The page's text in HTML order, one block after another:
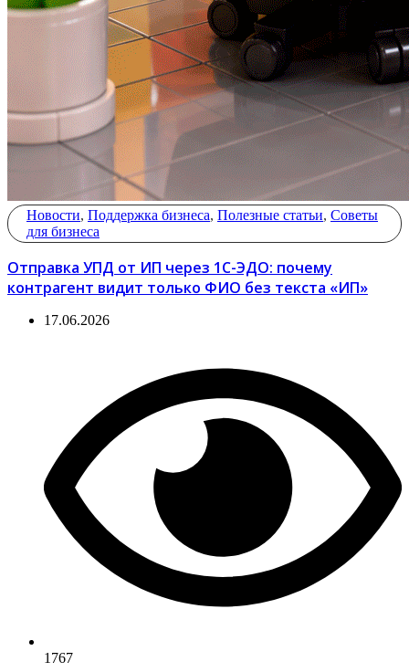
Новости, Поддержка бизнеса, Полезные статьи, Советы
для бизнеса
Отправка УПД от ИП через 1С-ЭДО: почему
контрагент видит только ФИО без текста «ИП»
17.06.2026
1767